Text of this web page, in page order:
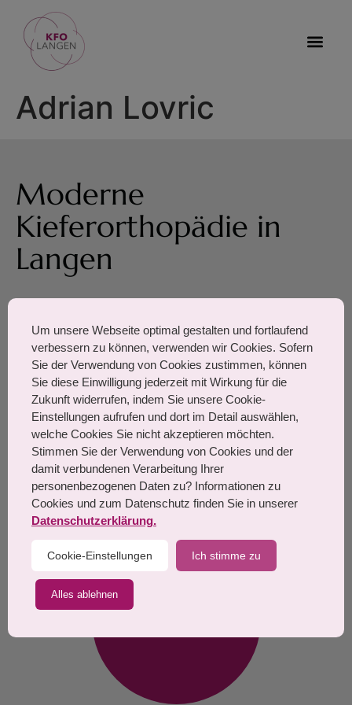
Adrian Lovric
Moderne
Kieferorthopädie in
Langen
63225 Langen
TEL: 06103 21 035
MO, DI, FR: 9 - 12 Uhr / 13 - 18
Uhr
MI: 8 - 12 Uhr / 13 - 17 Uhr
DO: 9 - 12 Uhr / 13 - 18 Uhr
Samstags: nach Vereinbarung
Um unsere Webseite optimal gestalten und fortlaufend
verbessern zu können, verwenden wir Cookies. Sofern
Sie der Verwendung von Cookies zustimmen, können
Sie diese Einwilligung jederzeit mit Wirkung für die
Zukunft widerrufen, indem Sie unsere Cookie-
Einstellungen aufrufen und dort im Detail auswählen,
welche Cookies Sie nicht akzeptieren möchten.
Stimmen Sie der Verwendung von Cookies und der
damit verbundenen Verarbeitung Ihrer
personenbezogenen Daten zu? Informationen zu
Cookies und zum Datenschutz finden Sie in unserer
Datenschutzerklärung.
Cookie-Einstellungen Ich stimme zu
Alles ablehnen